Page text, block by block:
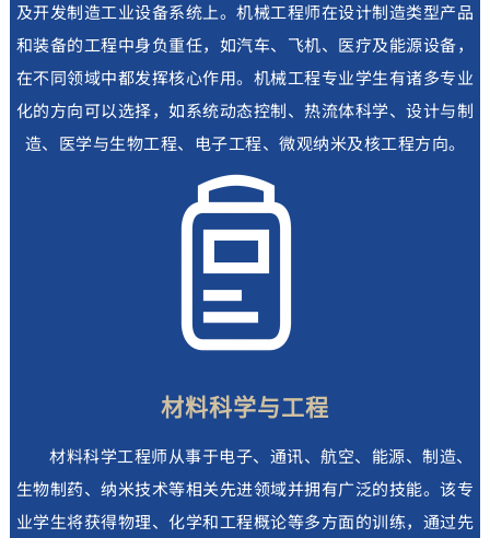
及开发制造工业设备系统上。机械工程师在设计制造类型产品
和装备的工程中身负重任，如汽车、飞机、医疗及能源设备，
在不同领域中都发挥核心作用。机械工程专业学生有诸多专业
化的方向可以选择，如系统动态控制、热流体科学、设计与制
造、医学与生物工程、电子工程、微观纳米及核工程方向。
材料科学与工程
材料科学工程师从事于电子、通讯、航空、能源、制造、
生物制药、纳米技术等相关先进领域并拥有广泛的技能。该专
业学生将获得物理、化学和工程概论等多方面的训练，通过先